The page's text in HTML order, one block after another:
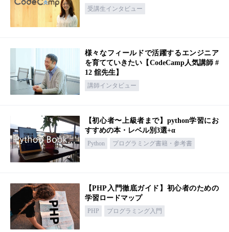
受講生インタビュー
様々なフィールドで活躍するエンジニア
を育てていきたい【CodeCamp人気講師 #
12 舘先生】
講師インタビュー
【初心者〜上級者まで】python学習にお
すすめの本・レベル別3選+α
Python プログラミング書籍・参考書
【PHP入門徹底ガイド】初心者のための
学習ロードマップ
PHP プログラミング入門